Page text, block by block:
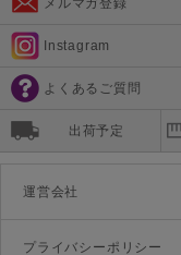
Instagram
よくあるご質問
出荷予定
運営会社
プライバシーポリシー